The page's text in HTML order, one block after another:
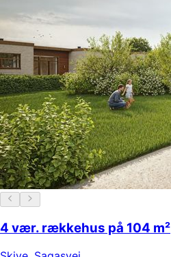
4 vær. rækkehus på 104 m²